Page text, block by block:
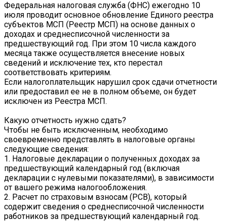
Федеральная налоговая служба (ФНС) ежегодно 10
июля проводит основное обновление Единого реестра
субъектов МСП (Реестр МСП) на основе данных о
доходах и среднесписочной численности за
предшествующий год. При этом 10 числа каждого
месяца также осуществляется внесение новых
сведений и исключение тех, кто перестал
соответствовать критериям.
Если налогоплательщик нарушил срок сдачи отчетности
или предоставил ее не в полном объеме, он будет
исключен из Реестра МСП.
Какую отчетность нужно сдать?
Чтобы не быть исключенным, необходимо
своевременно представлять в налоговые органы
следующие сведения:
1. Налоговые декларации о полученных доходах за
предшествующий календарный год (включая
декларации с нулевыми показателями), в зависимости
от вашего режима налогообложения.
2. Расчет по страховым взносам (РСВ), который
содержит сведения о среднесписочной численности
работников за предшествующий календарный год.